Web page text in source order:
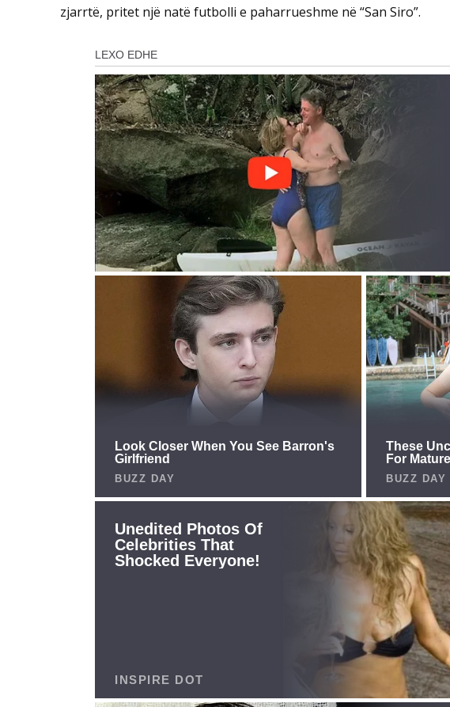
zjarrtë, pritet një natë futbolli e paharrueshme në “San Siro”.